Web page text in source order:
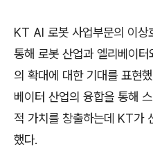
KT AI 로봇 사업부문의 이상
통해 로봇 산업과 엘리베이
의 확대에 대한 기대를 표현
베이터 산업의 융합을 통해
적 가치를 창출하는데 KT가
했다.